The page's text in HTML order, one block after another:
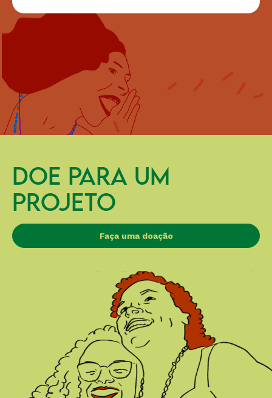
DOE PARA UM
PROJETO
Faça uma doação